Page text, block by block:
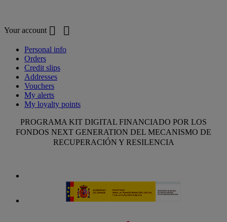
Your account  
Personal info
Orders
Credit slips
Addresses
Vouchers
My alerts
My loyalty points
PROGRAMA KIT DIGITAL FINANCIADO POR LOS
FONDOS NEXT GENERATION DEL MECANISMO DE
RECUPERACIÓN Y RESILENCIA